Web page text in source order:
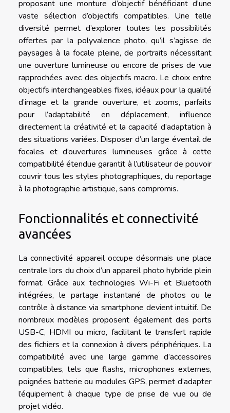
proposant une monture d’objectif bénéficiant d’une
vaste sélection d’objectifs compatibles. Une telle
diversité permet d’explorer toutes les possibilités
offertes par la polyvalence photo, qu’il s’agisse de
paysages à la focale pleine, de portraits nécessitant
une ouverture lumineuse ou encore de prises de vue
rapprochées avec des objectifs macro. Le choix entre
objectifs interchangeables fixes, idéaux pour la qualité
d’image et la grande ouverture, et zooms, parfaits
pour l’adaptabilité en déplacement, influence
directement la créativité et la capacité d’adaptation à
des situations variées. Disposer d’un large éventail de
focales et d’ouvertures lumineuses grâce à cette
compatibilité étendue garantit à l’utilisateur de pouvoir
couvrir tous les styles photographiques, du reportage
à la photographie artistique, sans compromis.
Fonctionnalités et connectivité
avancées
La connectivité appareil occupe désormais une place
centrale lors du choix d’un appareil photo hybride plein
format. Grâce aux technologies Wi-Fi et Bluetooth
intégrées, le partage instantané de photos ou le
contrôle à distance via smartphone devient intuitif. De
nombreux modèles proposent également des ports
USB-C, HDMI ou micro, facilitant le transfert rapide
des fichiers et la connexion à divers périphériques. La
compatibilité avec une large gamme d’accessoires
compatibles, tels que flashs, microphones externes,
poignées batterie ou modules GPS, permet d’adapter
l’équipement à chaque type de prise de vue ou de
projet vidéo.